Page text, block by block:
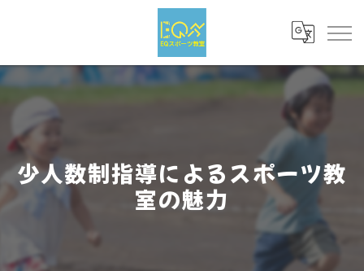
少人数制指導によるスポーツ教
室の魅力